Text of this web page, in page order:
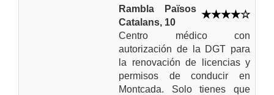
Rambla Països
Catalans, 10
Centro médico con
autorización de la DGT para
la renovación de licencias y
permisos de conducir en
Montcada. Solo tienes que